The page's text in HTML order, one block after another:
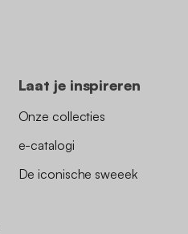
Laat je inspireren
Onze collecties
e-catalogi
De iconische sweeek